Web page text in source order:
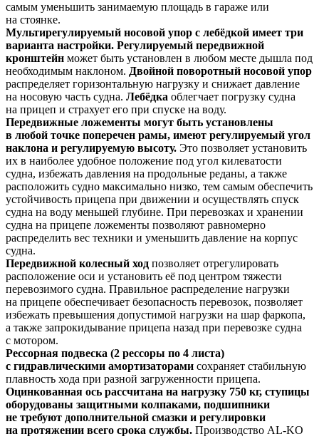
самым уменьшить занимаемую площадь в гараже или
на стоянке.
Мультирегулируемый носовой упор с лебёдкой имеет три
варианта настройки. Регулируемый передвижной
кронштейн может быть установлен в любом месте дышла под
необходимым наклоном. Двойной поворотный носовой упор
распределяет горизонтальную нагрузку и снижает давление
на носовую часть судна. Лебёдка облегчает погрузку судна
на прицеп и страхует его при спуске на воду.
Передвижные ложементы могут быть установлены
в любой точке поперечен рамы, имеют регулируемый угол
наклона и регулируемую высоту. Это позволяет установить
их в наиболее удобное положение под угол килеватости
судна, избежать давления на продольные реданы, а также
расположить судно максимально низко, тем самым обеспечить
устойчивость прицепа при движении и осуществлять спуск
судна на воду меньшей глубине. При перевозках и хранении
судна на прицепе ложементы позволяют равномерно
распределить вес техники и уменьшить давление на корпус
судна.
Передвижной колесный ход позволяет отрегулировать
расположение оси и установить её под центром тяжести
перевозимого судна. Правильное распределение нагрузки
на прицепе обеспечивает безопасность перевозок, позволяет
избежать превышения допустимой нагрузки на шар фаркопа,
а также запрокидывание прицепа назад при перевозке судна
с мотором.
Рессорная подвеска (2 рессоры по 4 листа)
с гидравлическими амортизаторами сохраняет стабильную
плавность хода при разной загруженности прицепа.
Оцинкованная ось рассчитана на нагрузку 750 кг, ступицы
оборудованы защитными колпаками, подшипники
не требуют дополнительной смазки и регулировки
на протяжении всего срока службы. Производство AL-KO